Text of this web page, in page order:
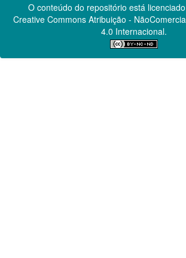
O conteúdo do repositório está
Creative CommonsAtribuição -
4.0 Internacional.